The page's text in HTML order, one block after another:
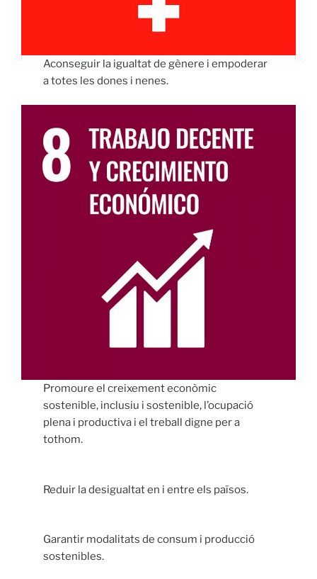
Aconseguir la igualtat de gènere i empoderar
a totes les dones i nenes.
Promoure el creixement econòmic
sostenible, inclusiu i sostenible, l’ocupació
plena i productiva i el treball digne per a
tothom.
Reduir la desigualtat en i entre els països.
Garantir modalitats de consum i producció
sostenibles.